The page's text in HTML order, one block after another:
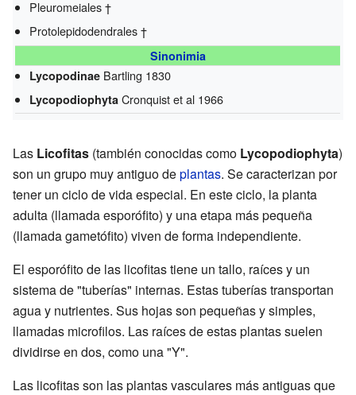
Pleuromeiales †
Protolepidodendrales †
Sinonimia
LycopodinaeBartling 1830
Lycopodiophyta Cronquist et al 1966
Las Licofitas (también conocidas como Lycopodiophyta)
son un grupo muy antiguo deplantas. Se caracterizan por
tener un ciclo de vida especial. En este ciclo, la planta
adulta (llamada esporófito) y una etapa más pequeña
(llamada gametófito) viven de forma independiente.
El esporófito de las licofitas tiene un tallo, raíces y un
sistema de "tuberías" internas. Estas tuberías transportan
agua y nutrientes. Sus hojas son pequeñas y simples,
llamadas microfilos. Las raíces de estas plantas suelen
dividirse en dos, como una "Y".
Las licofitas son las plantas vasculares más antiguas que